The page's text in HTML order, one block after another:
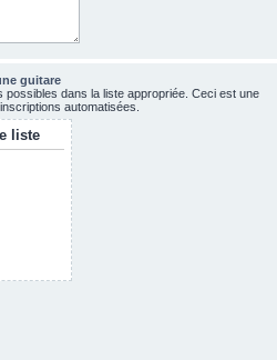
guitare
possibles dans la liste appropriée. Ceci est une
automatisées.
liste